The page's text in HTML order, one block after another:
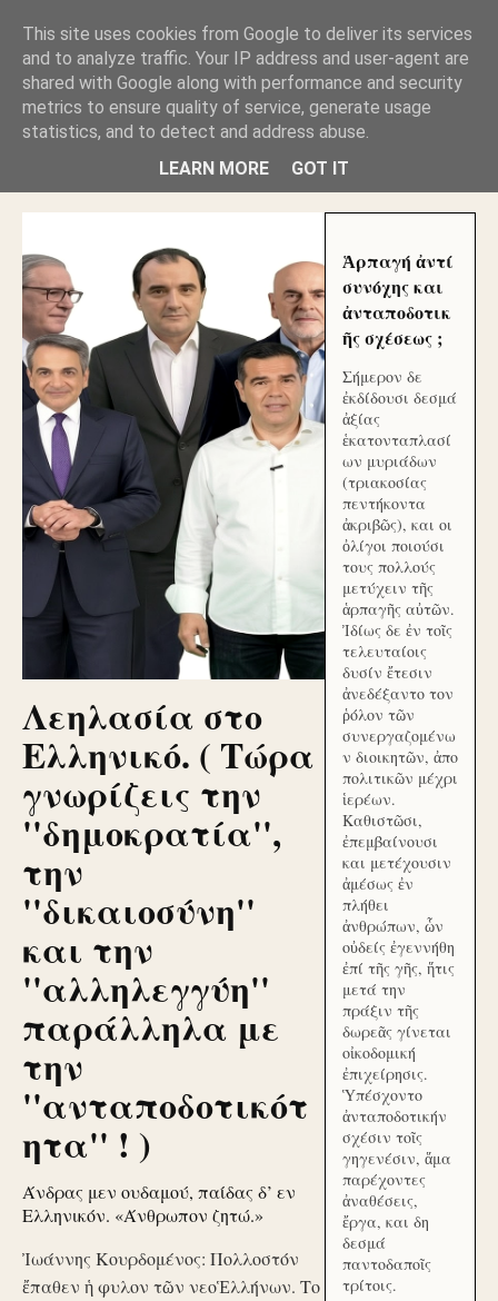
ΑΥΤΟΧΘΟΝΕΣ ΜΟΥ ΕΚΛΕΙΣΑΝ ΤΑ ΣΟΣΙΑΛ ΚΑΙ
ΦΙΜΩΣΑΝ ΤΟ SITE. ΟΙ ΧΙΛΙΑΔΕΣ ΜΙΚΡΟΕΠΕΝΔΥΤΕΣ
ΕΠΕΝΔΥΣΑΤΕ ΓΙΑ ΛΕΗΛΑΣΙΑ ΚΑΙ ΕΓΚΛΗΜΑ ?
ΓΛΥΦΑΔΑ WEB |ΟΙ ΜΕΓΑΛΟΙ ΚΛΕΠΤΑΙ ΑΠΟ ΤΟ
ΜΙΚΡΟΝ ΑΠΑΓΟΥΣΙ
Λεηλασία στο
Ελληνικό. ( Τώρα
γνωρίζεις την
''δημοκρατία'',
την
''δικαιοσύνη''
και την
''αλληλεγγύη''
παράλληλα με
την
''ανταποδοτικότ
ητα'' ! )
Άνδρας μεν ουδαμού, παίδας δ’ εν
Ελληνικόν. «Άνθρωπον ζητώ.»
Ἰωάννης Κουρδομένος: Πολλοστόν
ἔπαθεν ἡ φυλον τῶν νεοἙλλήνων. Το
Ἁρπαγή ἀντί
συνόχης και
ἀνταποδοτικ
ῆς σχέσεως ;
Σήμερον δε
ἐκδίδουσι δεσμά
ἀξίας
ἑκατονταπλασί
ων μυριάδων
(τριακοσίας
πεντήκοντα
ἀκριβῶς), και οι
ὀλίγοι ποιούσι
τους πολλούς
μετύχειν τῆς
ἁρπαγῆς αὐτῶν.
Ἰδίως δε ἐν τοῖς
τελευταίοις
δυσίν ἔτεσιν
ἀνεδέξαντο τον
ῥόλον τῶν
συνεργαζομένω
ν διοικητῶν, ἀπο
πολιτικῶν μέχρι
ἱερέων.
Καθιστῶσι,
ἐπεμβαίνουσι
και μετέχουσιν
ἀμέσως ἐν
πλήθει
ἀνθρώπων, ὧν
οὐδείς ἐγεννήθη
ἐπί τῆς γῆς, ἥτις
μετά την
πράξιν τῆς
δωρεᾶς γίνεται
οἰκοδομική
ἐπιχείρησις.
Ὑπέσχοντο
ἀνταποδοτικήν
σχέσιν τοῖς
γηγενέσιν, ἅμα
παρέχοντες
ἀναθέσεις,
ἔργα, και δη
δεσμά
παντοδαποῖς
τρίτοις.
This site uses cookies from Google to deliver its services
and to analyze traffic. Your IP address and user-agent are
shared with Google along with performance and security
metrics to ensure quality of service, generate usage
statistics, and to detect and address abuse.
LEARN MORE
GOT IT